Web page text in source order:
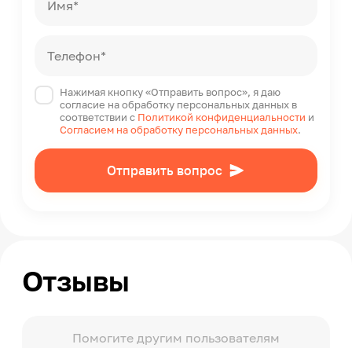
Имя*
Телефон*
Нажимая кнопку «Отправить вопрос», я даю
согласие на обработку персональных данных в
соответствии с Политикой конфиденциальности и
Согласием на обработку персональных данных.
Отправить вопрос
Отзывы
Помогите другим пользователям